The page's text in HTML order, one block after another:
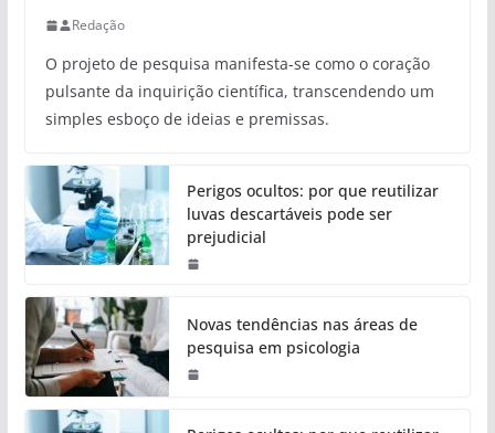
Redação
O projeto de pesquisa manifesta-se como o coração
pulsante da inquirição científica, transcendendo um
simples esboço de ideias e premissas.
Perigos ocultos: por que reutilizar
luvas descartáveis pode ser
prejudicial
Novas tendências nas áreas de
pesquisa em psicologia